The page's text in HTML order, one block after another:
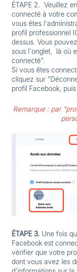
ÉTAPE 2. Veuillez
connecté à votre
vous êtes
profil professionnel
dessus. Vous
sous l'onglet, là où
connecté".
Si vous êtes
cliquez sur
profil Facebook,
Remarque : par
ÉTAPE 3. Une fois
Facebook est
vérifier que votre
dont vous avez les